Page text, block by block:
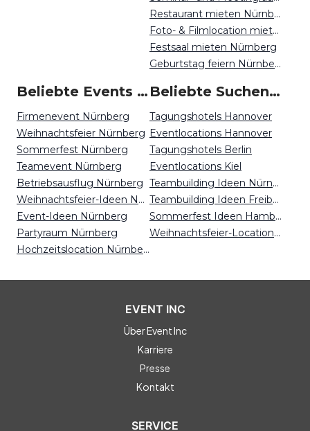
Restaurant mieten Nürnberg
Foto- & Filmlocation mieten Nürnberg
Festsaal mieten Nürnberg
Geburtstag feiern Nürnberg
Beliebte Events in Nürnberg
Firmenevent Nürnberg
Weihnachtsfeier Nürnberg
Sommerfest Nürnberg
Teamevent Nürnberg
Betriebsausflug Nürnberg
Weihnachtsfeier-Ideen Nürnberg
Event-Ideen Nürnberg
Partyraum Nürnberg
Hochzeitslocation Nürnberg
Beliebte Suchen auf Event Inc
Tagungshotels Hannover
Eventlocations Hannover
Tagungshotels Berlin
Eventlocations Kiel
Teambuilding Ideen Nürnberg
Teambuilding Ideen Freiburg
Sommerfest Ideen Hamburg
Weihnachtsfeier-Locations Essen
EVENT INC
Über Event Inc
Karriere
Presse
Kontakt
SERVICE